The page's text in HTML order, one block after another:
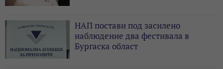
НАП постави под засилено
наблюдение два фестивала в
Бургаска област